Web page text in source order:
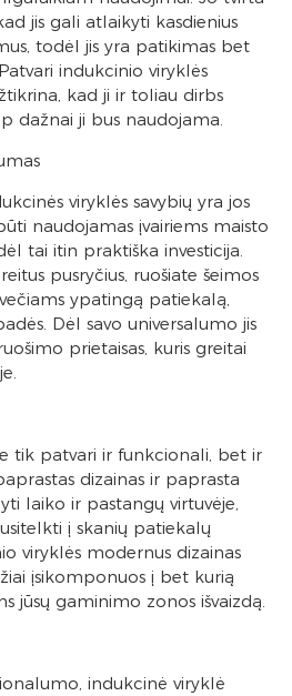
jis gali atlaikyti kasdienius
todėl jis yra patikimas bet
indukcinio viryklės
kad ji ir toliau dirbs
dažnai ji bus naudojama.
viryklės savybių yra jos
naudojamas įvairiems maisto
tai itin praktiška investicija.
pusryčius, ruošiate šeimos
ypatingą patiekalą,
Dėl savo universalumo jis
prietaisas, kuris greitai
tik patvari ir funkcionali, bet ir
dizainas ir paprasta
laiko ir pastangų virtuvėje,
į skanių patiekalų
viryklės modernus dizainas
įsikomponuos į bet kurią
jūsų gaminimo zonos išvaizdą.
indukcinė viryklė